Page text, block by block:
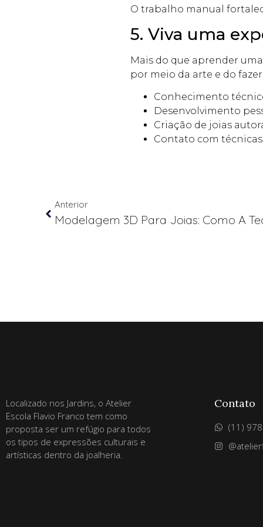
O trabalho manual
5. Viva uma
Mais do que aprender
por meio da arte e do
Conhecimento
Desenvolvimento
Criação de joias
Contato com
Anterior
Localizado nos Jardins, o Atelier
Escola Flavio Franco tem como
proposta ser um refúgio para todos
os tipos de expressões culturais e
artísticas dentro da joalheria.
Contato
(11)